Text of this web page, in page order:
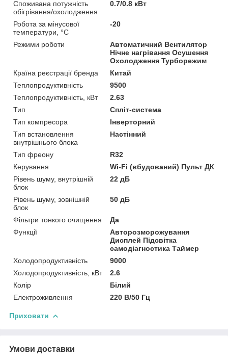
Споживана потужність
обігрівання/охолодження
0.7/0.8 кВт
Робота за мінусової
температури, °C
-20
Режими роботи
Автоматичний Вентилятор
Нічне нагрівання Осушення
Охолодження Турборежим
Країна реєстрації бренда
Китай
Теплопродуктивність
9500
Теплопродуктивність, кВт
2.63
Тип
Спліт-система
Тип компресора
Інверторний
Тип встановлення
внутрішнього блока
Настінний
Тип фреону
R32
Керування
Wi-Fi (вбудований) Пульт ДК
Рівень шуму, внутрішній
блок
22 дБ
Рівень шуму, зовнішній
блок
50 дБ
Фільтри тонкого очищення
Да
Функції
Авторозморожування
Дисплей Підсвітка
самодіагностика Таймер
Холодопродуктивність
9000
Холодопродуктивність, кВт
2.6
Колір
Білий
Електроживлення
220 В/50 Гц
Приховати
Умови доставки